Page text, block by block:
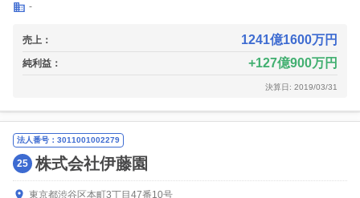
-
売上： 1241億1600万円
純利益： 127億900万円
決算日: 2019/03/31
法人番号：3011001002279
25 株式会社伊藤園
東京都渋谷区本町3丁目47番10号